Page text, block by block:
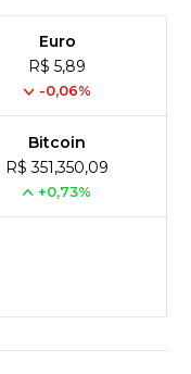
Euro
R$ 5,89
-0,06%
Bitcoin
R$ 351,350,09
+0,73%